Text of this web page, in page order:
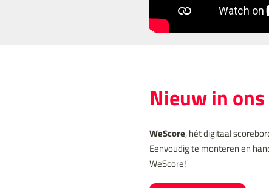
Nieuw in
WeScore, hét digitaal
Eenvoudig te monteren en
WeScore!